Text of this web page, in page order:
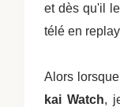
et dès qu'il
télé en
Alors
kai Watch,